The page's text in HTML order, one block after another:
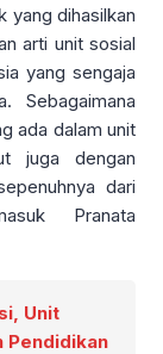
yang dihasilkan
arti unit sosial
yang sengaja
Sebagaimana
ada dalam unit
juga dengan
dari
Pranata
Unit
Pendidikan